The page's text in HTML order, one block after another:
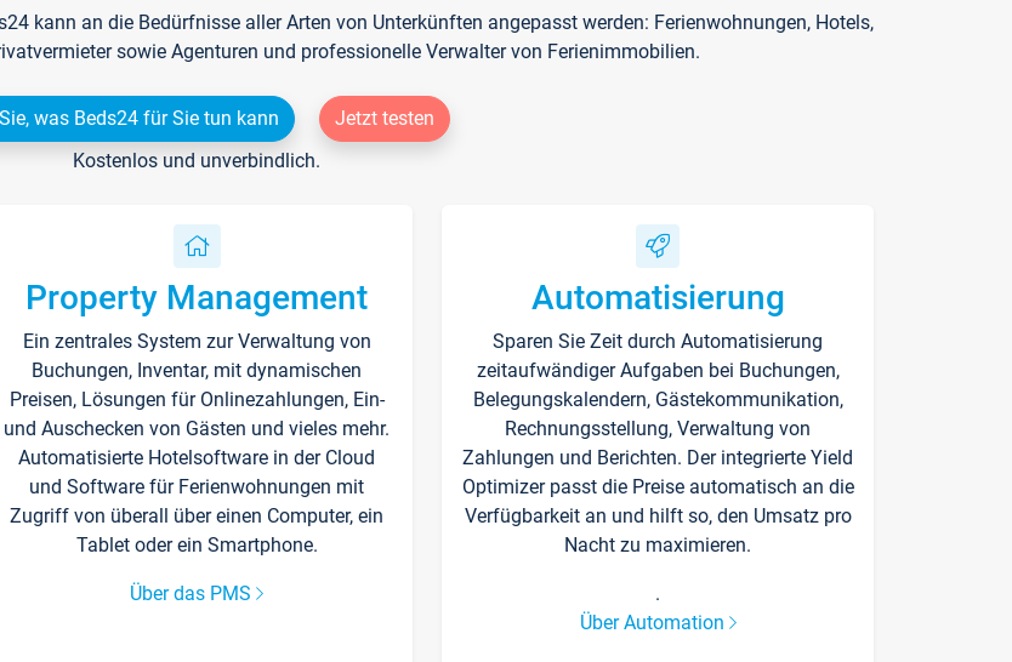
kann an die Bedürfnisse aller Arten von Unterkünften angepasst werden: Ferienwohnungen, Hotels,
sowie Agenturen und professionelle Verwalter von Ferienimmobilien.
was Beds24 für Sie tun kann
Jetzt testen
Kostenlos und unverbindlich.
Property Management
Ein zentrales System zur Verwaltung von
Buchungen, Inventar, mit dynamischen
Preisen, Lösungen für Onlinezahlungen, Ein-
und Auschecken von Gästen und vieles mehr.
Automatisierte Hotelsoftware in der Cloud
und Software für Ferienwohnungen mit
Zugriff von überall über einen Computer, ein
Tablet oder ein Smartphone.
Über das PMS
Automatisierung
Sparen Sie Zeit durch Automatisierung
zeitaufwändiger Aufgaben bei Buchungen,
Belegungskalendern, Gästekommunikation,
Rechnungsstellung, Verwaltung von
Zahlungen und Berichten. Der integrierte Yield
Optimizer passt die Preise automatisch an die
Verfügbarkeit an und hilft so, den Umsatz pro
Nacht zu maximieren.
.
Über Automation